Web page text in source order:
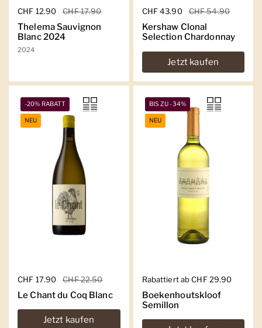
Regulärer Preis
CHF 12.90 Sale-Preis
CHF 17.90
Thelema Sauvignon
Blanc 2024
2024
Regulärer Preis
CHF 43.90 Sale-Preis
CHF 54.90
Kershaw Clonal
Selection Chardonnay
Jetzt kaufen
Regulärer Preis
CHF 17.90 Sale-Preis
CHF 22.50
Le Chant du Coq Blanc
Jetzt kaufen
-20% RABATT
NEU
Regulärer Preis
Rabattiert ab CHF 29.90
Boekenhoutskloof
Semillon
BIS ZU -34%
NEU